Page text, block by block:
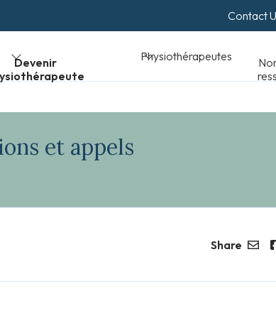
Contact
Physiothérapeutes
Normes et
ressources
et appels
Share